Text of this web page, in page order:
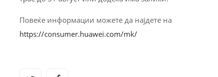
Повеќе информации можете да најдете на
https://consumer.huawei.com/mk/